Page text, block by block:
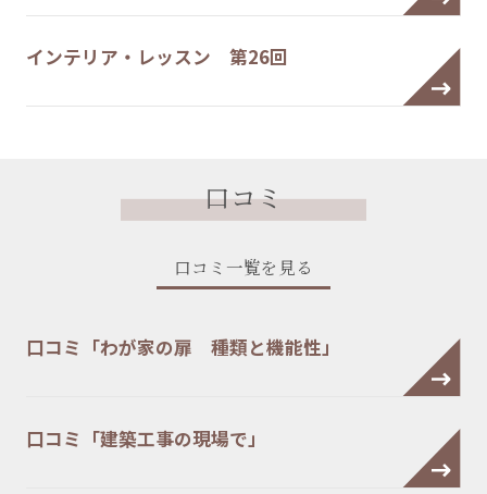
インテリア・レッスン 第26回
口コミ
口コミ一覧を見る
口コミ「わが家の扉 種類と機能性」
口コミ「建築工事の現場で」